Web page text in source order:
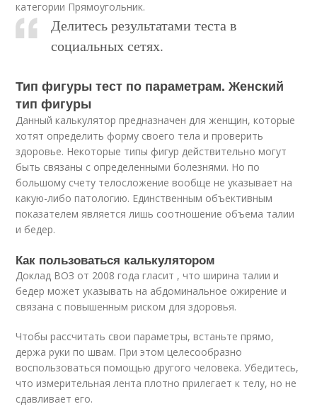
категории Прямоугольник.
Делитесь результатами теста в
социальных сетях.
Тип фигуры тест по параметрам. Женский
тип фигуры
Данный калькулятор предназначен для женщин, которые
хотят определить форму своего тела и проверить
здоровье. Некоторые типы фигур действительно могут
быть связаны с определенными болезнями. Но по
большому счету телосложение вообще не указывает на
какую-либо патологию. Единственным объективным
показателем является лишь соотношение объема талии
и бедер.
Как пользоваться калькулятором
Доклад ВОЗ от 2008 года гласит , что ширина талии и
бедер может указывать на абдоминальное ожирение и
связана с повышенным риском для здоровья.
Чтобы рассчитать свои параметры, встаньте прямо,
держа руки по швам. При этом целесообразно
воспользоваться помощью другого человека. Убедитесь,
что измерительная лента плотно прилегает к телу, но не
сдавливает его.